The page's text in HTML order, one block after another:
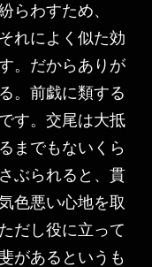
らわすため、
れによく似た効
。だからありが
。前戯に類する
す。交尾は大抵
までもないくら
ぶられると、貫
色悪い心地を取
だし役に立って
があるというも